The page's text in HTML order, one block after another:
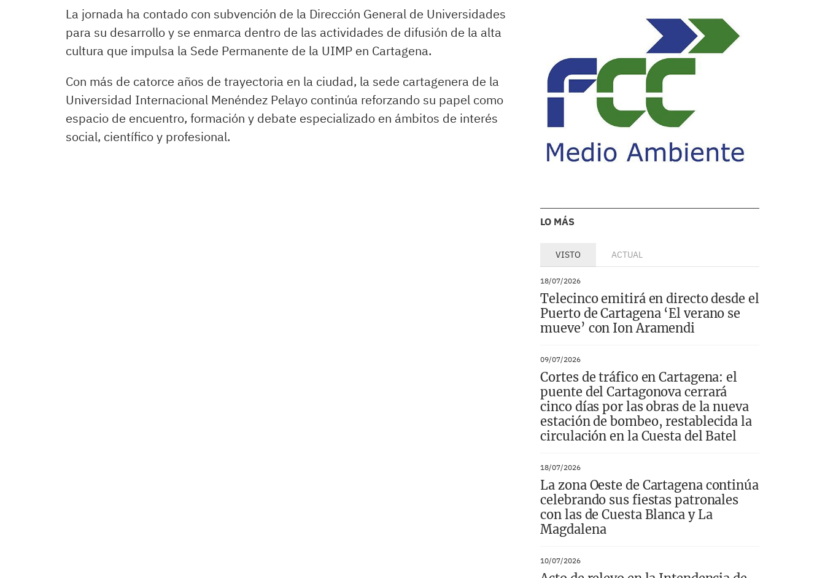
La jornada ha contado con subvención de la Dirección General de Universidades
para su desarrollo y se enmarca dentro de las actividades de difusión de la alta
cultura que impulsa la Sede Permanente de la UIMP en Cartagena.
Con más de catorce años de trayectoria en la ciudad, la sede cartagenera de la
Universidad Internacional Menéndez Pelayo continúa reforzando su papel como
espacio de encuentro, formación y debate especializado en ámbitos de interés
social, científico y profesional.
LO MÁS
VISTO ACTUAL
18/07/2026
Telecinco emitirá en directo desde el
Puerto de Cartagena ‘El verano se
mueve’ con Ion Aramendi
09/07/2026
Cortes de tráfico en Cartagena: el
puente del Cartagonova cerrará
cinco días por las obras de la nueva
estación de bombeo, restablecida la
circulación en la Cuesta del Batel
18/07/2026
La zona Oeste de Cartagena continúa
celebrando sus fiestas patronales
con las de Cuesta Blanca y La
Magdalena
10/07/2026